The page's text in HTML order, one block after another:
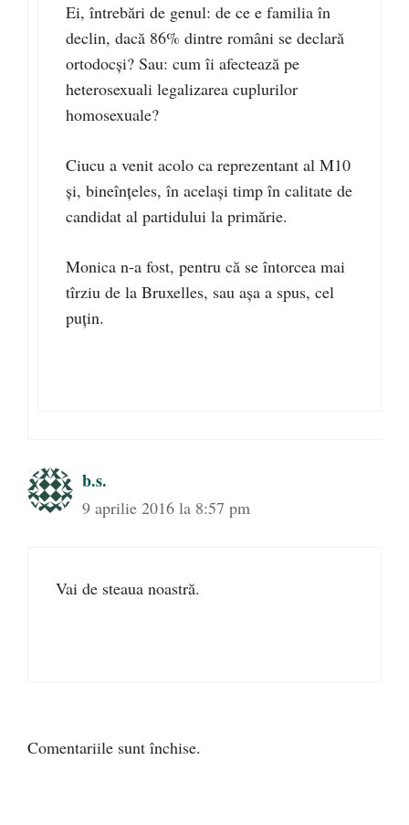
Ei, întrebări de genul: de ce e familia în
declin, dacă 86% dintre români se declară
ortodocşi? Sau: cum îi afectează pe
heterosexuali legalizarea cuplurilor
homosexuale?
Ciucu a venit acolo ca reprezentant al M10
şi, bineînţeles, în acelaşi timp în calitate de
candidat al partidului la primărie.
Monica n-a fost, pentru că se întorcea mai
tîrziu de la Bruxelles, sau aşa a spus, cel
puţin.
b.s.
9 aprilie 2016 la 8:57 pm
Vai de steaua noastră.
Comentariile sunt închise.